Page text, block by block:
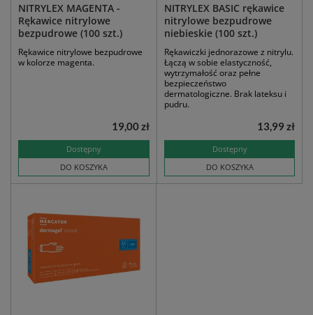
NITRYLEX MAGENTA -
Rękawice nitrylowe
bezpudrowe (100 szt.)
Rękawice nitrylowe bezpudrowe
w kolorze magenta.
Dostępny
DO KOSZYKA
19,00 zł
NITRYLEX BASIC rękawice
nitrylowe bezpudrowe
niebieskie (100 szt.)
Rękawiczki jednorazowe z nitrylu.
Łączą w sobie elastyczność,
wytrzymałość oraz pełne
bezpieczeństwo
dermatologiczne. Brak lateksu i
pudru.
Dostępny
DO KOSZYKA
13,99 zł